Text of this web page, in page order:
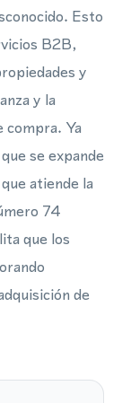
Esto
B2B,
y
y la
compra. Ya
se expande
atiende la
74
que los
de